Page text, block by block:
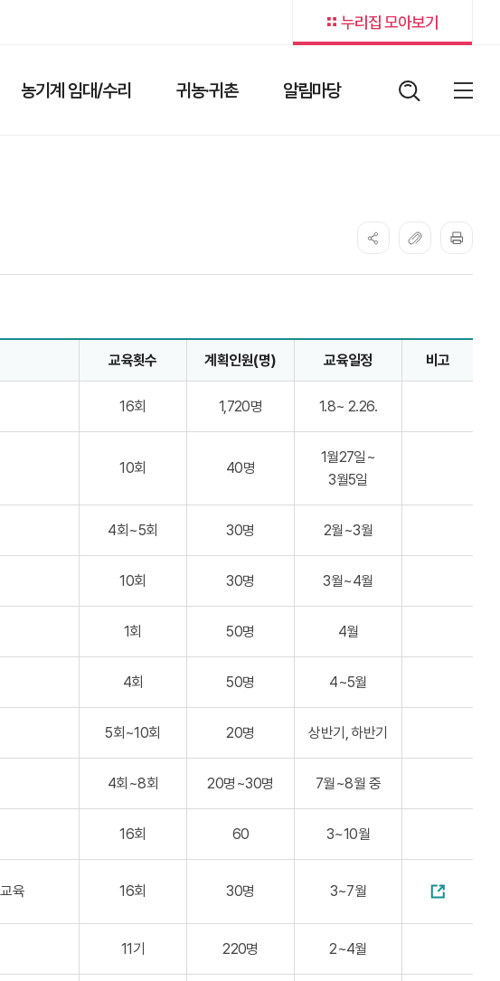
누리집 모아보기
검색어
농기계 임대/수리 귀농·귀촌 알림마당
교육횟수 계획인원(명) 교육일정 비고
16회 1,720명 1.8~ 2.26.
10회 40명
1월27일~
3월5일
4회~5회 30명 2월~3월
10회 30명 3월~4월
1회 50명 4월
4회 50명 4~5월
5회~10회 20명 상반기, 하반기
4회~8회 20명~30명 7월~8월 중
16회 60 3~10월
육 16회 30명 3~7월
11기 220명 2~4월